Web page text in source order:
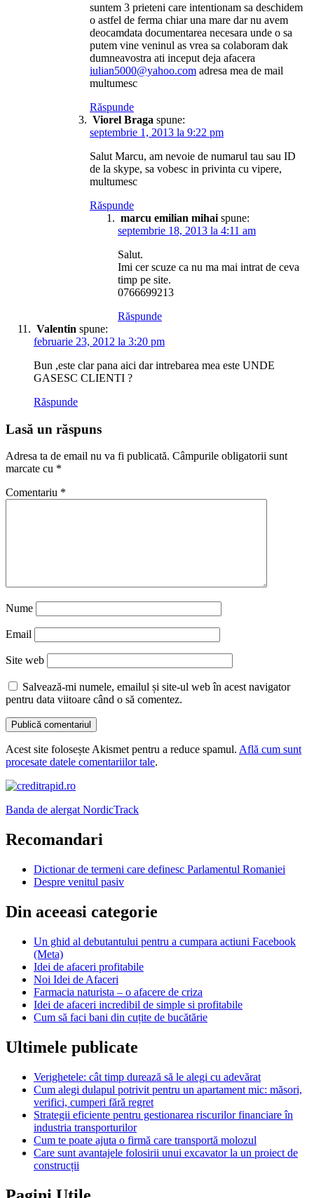
suntem 3 prieteni care intentionam sa deschidem
o astfel de ferma chiar una mare dar nu avem
deocamdata documentarea necesara unde o sa
putem vine veninul as vrea sa colaboram dak
dumneavostra ati inceput deja afacera
iulian5000@yahoo.com adresa mea de mail
multumesc
Răspunde
Viorel Braga spune:
septembrie 1, 2013 la 9:22 pm
Salut Marcu, am nevoie de numarul tau sau ID
de la skype, sa vobesc in privinta cu vipere,
multumesc
Răspunde
marcu emilian mihai spune:
septembrie 18, 2013 la 4:11 am
Salut.
Imi cer scuze ca nu ma mai intrat de ceva
timp pe site.
0766699213
Răspunde
Valentin spune:
februarie 23, 2012 la 3:20 pm
Bun ,este clar pana aici dar intrebarea mea este UNDE
GASESC CLIENTI ?
Răspunde
Lasă un răspuns
Adresa ta de email nu va fi publicată. Câmpurile obligatorii sunt
marcate cu *
Comentariu *
Nume
Email
Site web
Salvează-mi numele, emailul și site-ul web în acest navigator
pentru data viitoare când o să comentez.
Acest site folosește Akismet pentru a reduce spamul. Află cum sunt
procesate datele comentariilor tale.
Banda de alergat NordicTrack
Recomandari
Dictionar de termeni care definesc Parlamentul Romaniei
Despre venitul pasiv
Din aceeasi categorie
Un ghid al debutantului pentru a cumpara actiuni Facebook
(Meta)
Idei de afaceri profitabile
Noi Idei de Afaceri
Farmacia naturista – o afacere de criza
Idei de afaceri incredibil de simple si profitabile
Cum să faci bani din cuțite de bucătărie
Ultimele publicate
Verighetele: cât timp durează să le alegi cu adevărat
Cum alegi dulapul potrivit pentru un apartament mic: măsori,
verifici, cumperi fără regret
Strategii eficiente pentru gestionarea riscurilor financiare în
industria transporturilor
Cum te poate ajuta o firmă care transportă molozul
Care sunt avantajele folosirii unui excavator la un proiect de
construcții